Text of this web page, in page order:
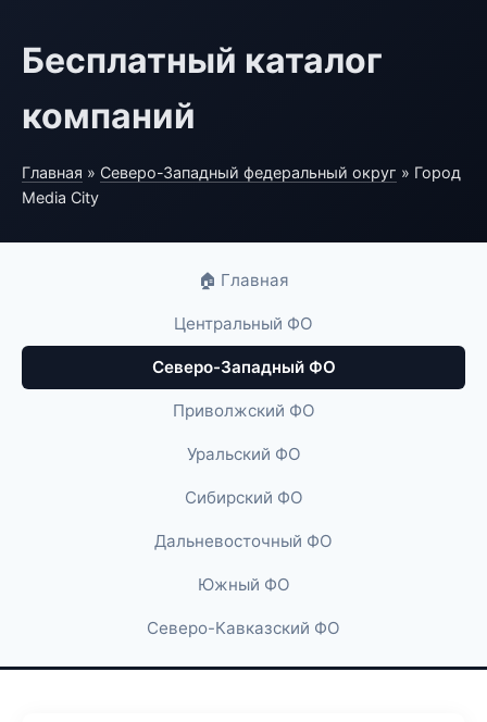
Бесплатный каталог
компаний
Главная » Северо-Западный федеральный округ » Город
Media City
🏠 Главная
Центральный ФО
Северо-Западный ФО
Приволжский ФО
Уральский ФО
Сибирский ФО
Дальневосточный ФО
Южный ФО
Северо-Кавказский ФО